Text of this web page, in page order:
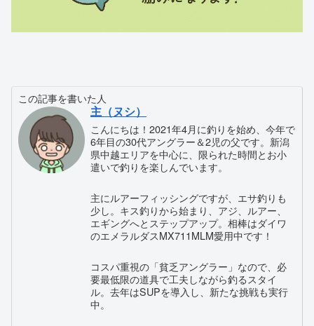
この記事を書いた人
主（ヌシ）
こんにちは！2021年4月に釣りを始め、今年で
6年目の30代アングラー＆2児の父です。新潟
県中越エリアを中心に、限られた時間とお小
遣いで釣りを楽しんでいます。
主にルアーフィッシングですが、エサ釣りも
少し。キス釣りから始まり、アジ、ルアー、
エギングへとステップアップ。相棒はダイワ
のエメラルダスMX711MLM愛用中です！
コスパ重視の「貧乏アングラー」なので、必
要最低限の道具で工夫しながら釣るスタイ
ル。去年はSUPを導入し、新たな挑戦も実行
中。